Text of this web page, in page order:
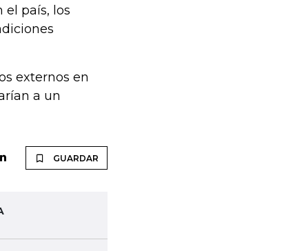
el país, los
externos en
a un
GUARDAR